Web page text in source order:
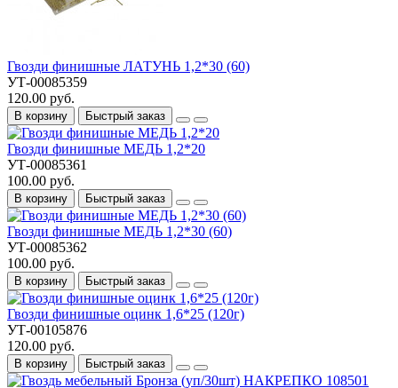
Гвозди финишные ЛАТУНЬ 1,2*30 (60)
УТ-00085359
120.00 руб.
В корзину Быстрый заказ
Гвозди финишные МЕДЬ 1,2*20
УТ-00085361
100.00 руб.
В корзину Быстрый заказ
Гвозди финишные МЕДЬ 1,2*30 (60)
УТ-00085362
100.00 руб.
В корзину Быстрый заказ
Гвозди финишные оцинк 1,6*25 (120г)
УТ-00105876
120.00 руб.
В корзину Быстрый заказ